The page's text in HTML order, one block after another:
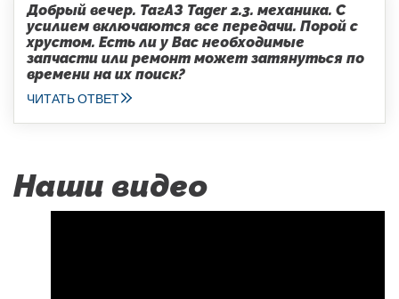
Добрый вечер. ТагАЗ Tager 2.3. механика. С
усилием включаются все передачи. Порой с
хрустом. Есть ли у Вас необходимые
запчасти или ремонт может затянуться по
времени на их поиск?
ЧИТАТЬ ОТВЕТ
Наши видео